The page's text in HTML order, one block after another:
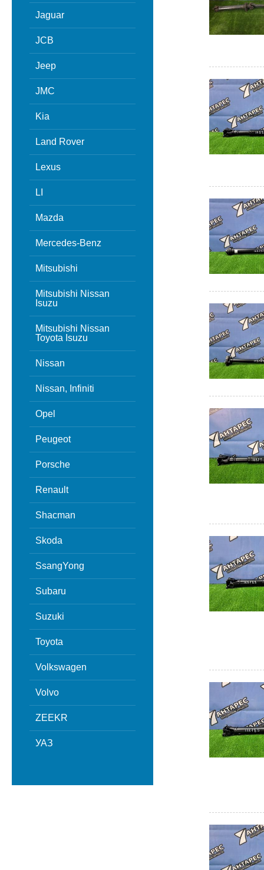
Jaguar
JCB
Jeep
JMC
Kia
Land Rover
Lexus
LI
Mazda
Mercedes-Benz
Mitsubishi
Mitsubishi Nissan
Isuzu
Mitsubishi Nissan
Toyota Isuzu
Nissan
Nissan, Infiniti
Opel
Peugeot
Porsche
Renault
Shacman
Skoda
SsangYong
Subaru
Suzuki
Toyota
Volkswagen
Volvo
ZEEKR
УАЗ